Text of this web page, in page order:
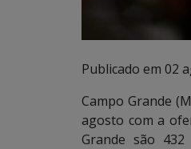
Publicado em 02
Campo Grande
agosto com a
Grande são